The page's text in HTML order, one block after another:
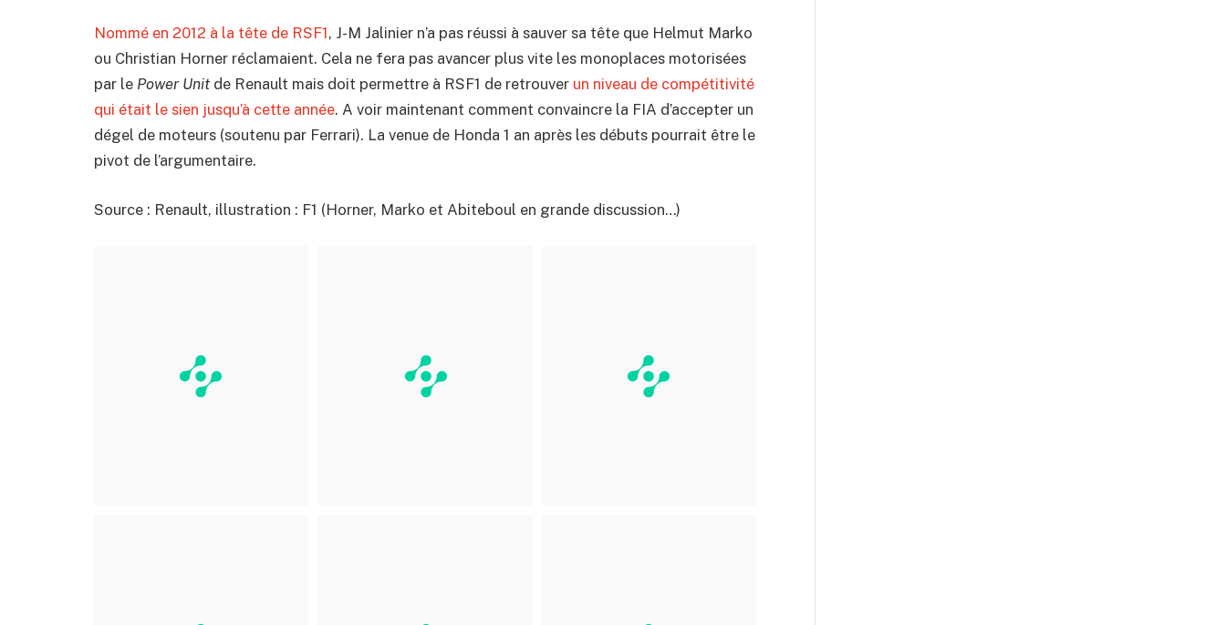
Nommé en 2012 à la tête de RSF1, J-M Jalinier n’a pas réussi à sauver sa tête que Helmut Marko
ou Christian Horner réclamaient. Cela ne fera pas avancer plus vite les monoplaces motorisées
par le Power Unit de Renault mais doit permettre à RSF1 de retrouver un niveau de compétitivité
qui était le sien jusqu’à cette année. A voir maintenant comment convaincre la FIA d’accepter un
dégel de moteurs (soutenu par Ferrari). La venue de Honda 1 an après les débuts pourrait être le
pivot de l’argumentaire.
Source : Renault, illustration : F1 (Horner, Marko et Abiteboul en grande discussion…)